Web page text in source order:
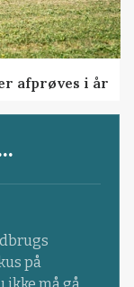
afprøves i år
på
ikke må gå